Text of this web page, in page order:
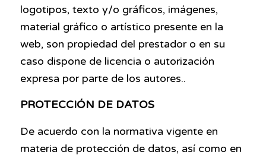
logotipos, texto y/o gráficos, imágenes,
material gráfico o artístico presente en la
web, son propiedad del prestador o en su
caso dispone de licencia o autorización
expresa por parte de los autores..
PROTECCIÓN DE DATOS
De acuerdo con la normativa vigente en
materia de protección de datos, así como en